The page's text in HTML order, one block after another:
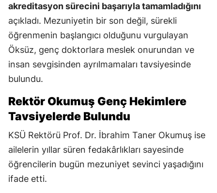
akreditasyon sürecini başarıyla tamamladığını
açıkladı. Mezuniyetin bir son değil, sürekli
öğrenmenin başlangıcı olduğunu vurgulayan
Öksüz, genç doktorlara meslek onurundan ve
insan sevgisinden ayrılmamaları tavsiyesinde
bulundu.
Rektör Okumuş Genç Hekimlere
Tavsiyelerde Bulundu
KSÜ Rektörü Prof. Dr. İbrahim Taner Okumuş ise
ailelerin yıllar süren fedakârlıkları sayesinde
öğrencilerin bugün mezuniyet sevinci yaşadığını
ifade etti.